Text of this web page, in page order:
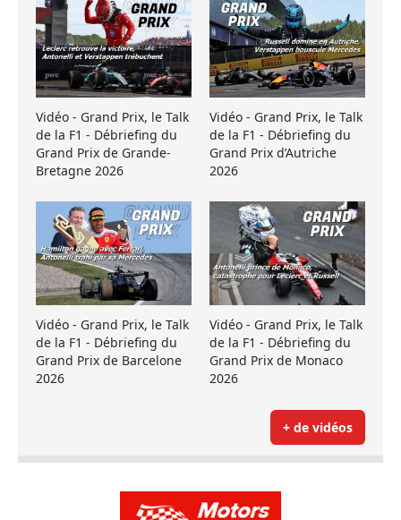
Vidéo - Grand Prix, le Talk
de la F1 - Débriefing du
Grand Prix de Grande-
Bretagne 2026
Vidéo - Grand Prix, le Talk
de la F1 - Débriefing du
Grand Prix d’Autriche
2026
Vidéo - Grand Prix, le Talk
de la F1 - Débriefing du
Grand Prix de Barcelone
2026
Vidéo - Grand Prix, le Talk
de la F1 - Débriefing du
Grand Prix de Monaco
2026
+ de vidéos